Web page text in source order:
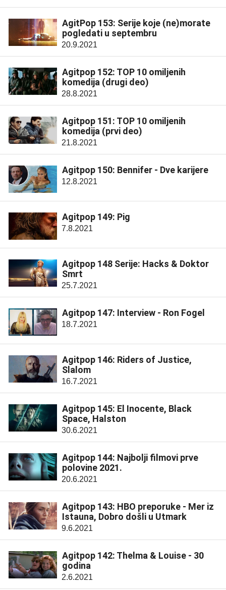
AgitPop 153: Serije koje (ne)morate
pogledati u septembru
20.9.2021
Agitpop 152: TOP 10 omiljenih
komedija (drugi deo)
28.8.2021
Agitpop 151: TOP 10 omiljenih
komedija (prvi deo)
21.8.2021
Agitpop 150: Bennifer - Dve karijere
12.8.2021
Agitpop 149: Pig
7.8.2021
Agitpop 148 Serije: Hacks & Doktor
Smrt
25.7.2021
Agitpop 147: Interview - Ron Fogel
18.7.2021
Agitpop 146: Riders of Justice,
Slalom
16.7.2021
Agitpop 145: El Inocente, Black
Space, Halston
30.6.2021
Agitpop 144: Najbolji filmovi prve
polovine 2021.
20.6.2021
Agitpop 143: HBO preporuke - Mer iz
Istauna, Dobro došli u Utmark
9.6.2021
Agitpop 142: Thelma & Louise - 30
godina
2.6.2021